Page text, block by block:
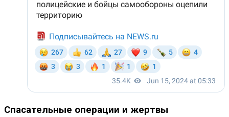
Спасательные операции и жертвы